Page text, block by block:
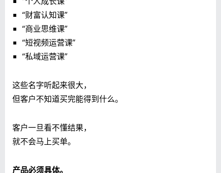
“财富认知课”
“商业思维课”
“短视频运营课”
“私域运营课”
这些名字听起来很大，
但客户不知道买完能得到什么。
客户一旦看不懂结果，
就不会马上买单。
产品必须具体。